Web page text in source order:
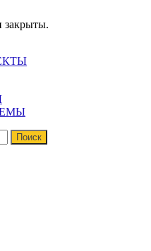
закрыты.